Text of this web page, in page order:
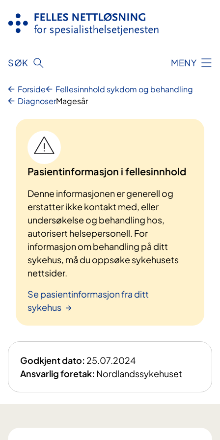
innhold
SØK MENY
Forside
Fellesinnhold sykdom og behandling
DiagnoserMagesår
Pasientinformasjon i fellesinnhold
Denne informasjonen er generell og
erstatter ikke kontakt med, eller
undersøkelse og behandling hos,
autorisert helsepersonell. For
informasjon om behandling på ditt
sykehus, må du oppsøke sykehusets
nettsider.
Se pasientinformasjon fra ditt
sykehus
Godkjent dato: 25.07.2024
Ansvarlig foretak: Nordlandssykehuset